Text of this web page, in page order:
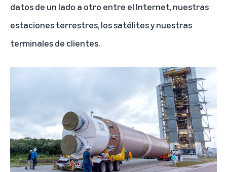
datos de un lado a otro entre el Internet, nuestras
estaciones terrestres, los satélites y nuestras
terminales de clientes.